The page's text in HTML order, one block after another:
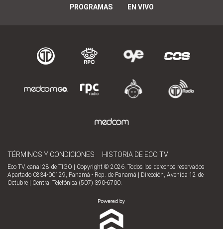
PROGRAMAS EN VIVO
TÉRMINOS Y CONDICIONES HISTORIA DE ECO TV
Eco TV, canal 28 de TIGO | Copyright © 2026. Todos los derechos reservados
Apartado 0834-00129, Panamá - Rep. de Panamá | Dirección, Avenida 12 de
Octubre | Central Telefónica (507) 390-6700.